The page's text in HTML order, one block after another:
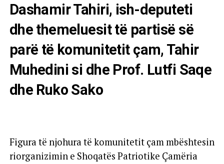
Dashamir Tahiri, ish-deputeti
dhe themeluesit të partisë së
parë të komunitetit çam, Tahir
Muhedini si dhe Prof. Lutfi Saqe
dhe Ruko Sako
Figura të njohura të komunitetit çam mbështesin
riorganizimin e Shoqatës Patriotike Çamëria